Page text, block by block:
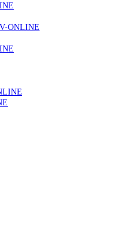
doentes com enfarte
do cancro do pulmão são
linha no cancro da
potássio na alimentação para
ONLINE